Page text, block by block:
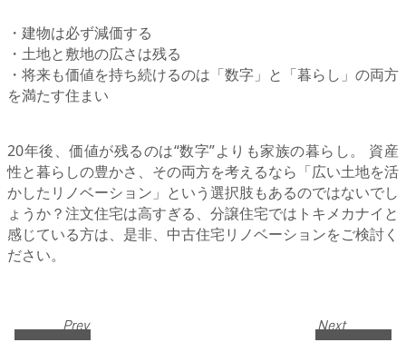
・建物は必ず減価する
・土地と敷地の広さは残る
・将来も価値を持ち続けるのは「数字」と「暮らし」の両方
を満たす住まい
20年後、価値が残るのは“数字”よりも家族の暮らし。 資産
性と暮らしの豊かさ、その両方を考えるなら「広い土地を活
かしたリノベーション」という選択肢もあるのではないでし
ょうか？注文住宅は高すぎる、分譲住宅ではトキメカナイと
感じている方は、是非、中古住宅リノベーションをご検討く
ださい。
Prev Next